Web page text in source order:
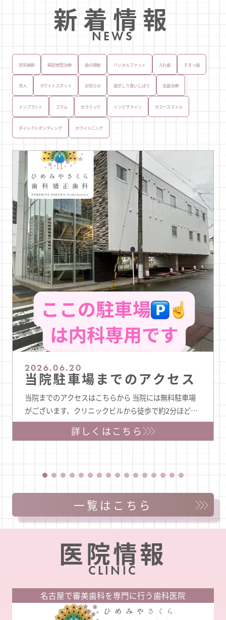
新着情報
NEWS
笑気麻酔 精密根管治療 歯の移植 バッカルファット 入れ歯 すきっ歯
求人 ホワイトスポット お知らせ 歯ぎしり食いしばり 虫歯治療
インプラント コラム セラミック インビザライン ガミースマイル
ダイレクトボンディング ホワイトニング
2026.06.20
当院駐車場までのアクセス
当院までのアクセスはこちらから 当院には無料駐車場
がございます、クリニックビルから徒歩で約2分ほどの
位置にあります。瑞穂通5丁目は一方通行が多くわかり
にくこともございますので、クリニックビルからの駐車
場内でのトラブルや事故等の責任は当院では負いかねま
詳しくはこちら
一覧はこちら
医院情報
CLINIC
名古屋で審美歯科を専門に行う歯科医院